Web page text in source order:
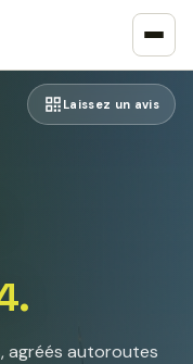
Laissez un avis
agréés autoroutes